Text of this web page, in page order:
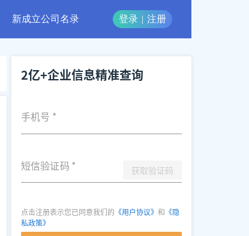
新成立公司名录 登录 | 注册
2亿+企业信息精准查询
手机号 *
短信验证码 * 获取验证码
点击注册表示您已同意我们的 《用户协议》 和 《隐
私政策》